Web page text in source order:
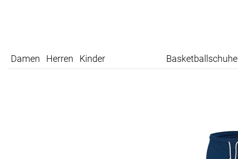
Damen Herren Kinder Basketballschuhe